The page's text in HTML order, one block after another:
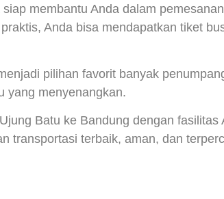
membantu Anda dalam
Anda bisa mendapatkan tiket
pilihan favorit banyak
yang menyenangkan.
Batu ke Bandung dengan
transportasi terbaik, aman, dan